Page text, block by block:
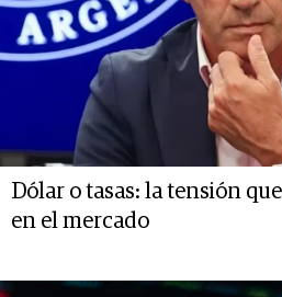
Dólar o tasas: la tensión
en el mercado